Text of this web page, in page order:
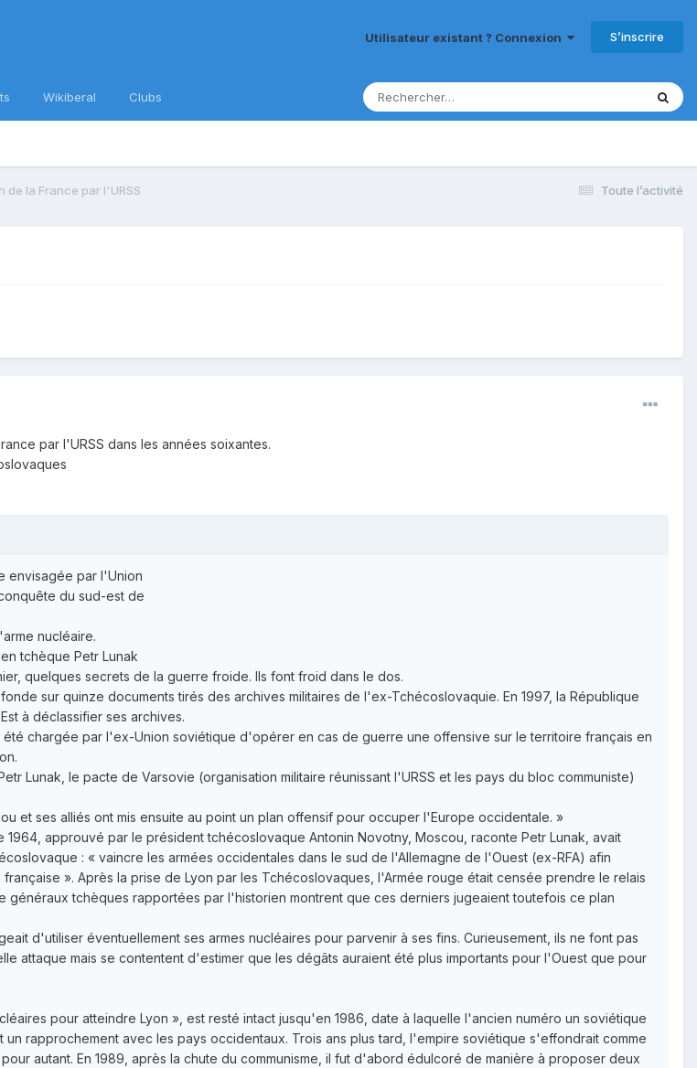
Utilisateur existant ? Connexion S’inscrire
Wikiberal Clubs
Toute l’activité
de la France par l'URSS
par l'URSS dans les années soixantes.
envisagée par l'Union
du sud-est de
nucléaire.
tchèque Petr Lunak
quelques secrets de la guerre froide. Ils font froid dans le dos.
sur quinze documents tirés des archives militaires de l'ex-Tchécoslovaquie. En 1997, la République
à déclassifier ses archives.
chargée par l'ex-Union soviétique d'opérer en cas de guerre une offensive sur le territoire français en
Lunak, le pacte de Varsovie (organisation militaire réunissant l'URSS et les pays du bloc communiste)
et ses alliés ont mis ensuite au point un plan offensif pour occuper l'Europe occidentale. »
approuvé par le président tchécoslovaque Antonin Novotny, Moscou, raconte Petr Lunak, avait
: « vaincre les armées occidentales dans le sud de l'Allemagne de l'Ouest (ex-RFA) afin
». Après la prise de Lyon par les Tchécoslovaques, l'Armée rouge était censée prendre le relais
généraux tchèques rapportées par l'historien montrent que ces derniers jugeaient toutefois ce plan
d'utiliser éventuellement ses armes nucléaires pour parvenir à ses fins. Curieusement, ils ne font pas
attaque mais se contentent d'estimer que les dégâts auraient été plus importants pour l'Ouest que pour
pour atteindre Lyon », est resté intact jusqu'en 1986, date à laquelle l'ancien numéro un soviétique
rapprochement avec les pays occidentaux. Trois ans plus tard, l'empire soviétique s'effondrait comme
autant. En 1989, après la chute du communisme, il fut d'abord édulcoré de manière à proposer deux